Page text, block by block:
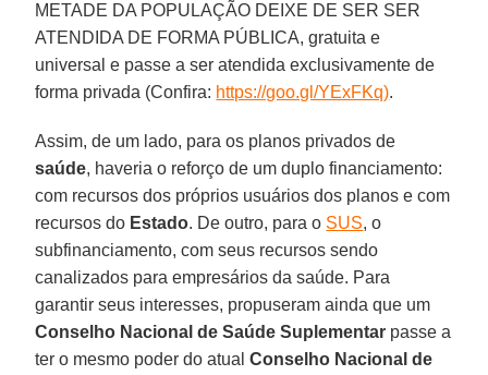
METADE DA POPULAÇÃO DEIXE DE SER SER
ATENDIDA DE FORMA PÚBLICA, gratuita e
universal e passe a ser atendida exclusivamente de
forma privada (Confira: https://goo.gl/YExFKq).
Assim, de um lado, para os planos privados de
saúde, haveria o reforço de um duplo financiamento:
com recursos dos próprios usuários dos planos e com
recursos do Estado. De outro, para o SUS, o
subfinanciamento, com seus recursos sendo
canalizados para empresários da saúde. Para
garantir seus interesses, propuseram ainda que um
Conselho Nacional de Saúde Suplementar passe a
ter o mesmo poder do atualConselho Nacional de